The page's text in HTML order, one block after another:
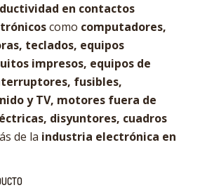
en contactos
como computadores,
teclados, equipos
impresos, equipos de
fusibles,
y TV, motores fuera de
disyuntores, cuadros
de la industria electrónica en